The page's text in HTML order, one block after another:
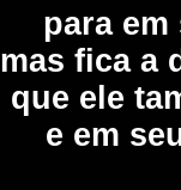
para em
mas fica a
que ele
e em